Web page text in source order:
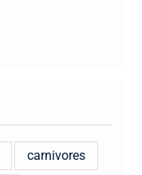
carnivores